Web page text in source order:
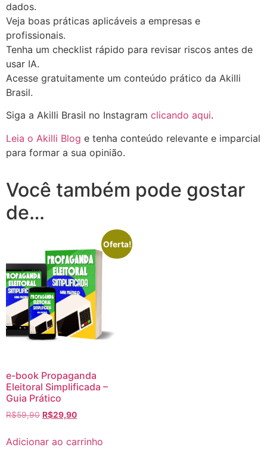
dados.
Veja boas práticas aplicáveis a empresas e
profissionais.
Tenha um checklist rápido para revisar riscos antes de
usar IA.
Acesse gratuitamente um conteúdo prático da Akilli
Brasil.
Siga a Akilli Brasil no Instagram clicando aqui.
Leia o Akilli Blog e tenha conteúdo relevante e imparcial
para formar a sua opinião.
Você também pode gostar
de…
Oferta!
e-book Propaganda
Eleitoral Simplificada –
Guia Prático
R$59,90 R$29,90
Adicionar ao carrinho